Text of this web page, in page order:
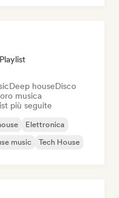
Deep houseDisco
musica
più seguite
Elettronica
music Tech House